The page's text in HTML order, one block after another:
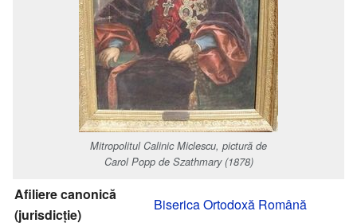
Mitropolitul Calinic Miclescu, pictură de
Carol Popp de Szathmary (1878)
Afiliere canonică
(jurisdicție)
Biserica Ortodoxă Română